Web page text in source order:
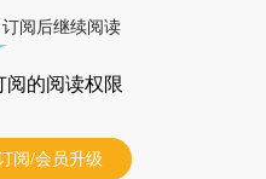
阅后继续阅读
阅的阅读权限
阅/会员升级